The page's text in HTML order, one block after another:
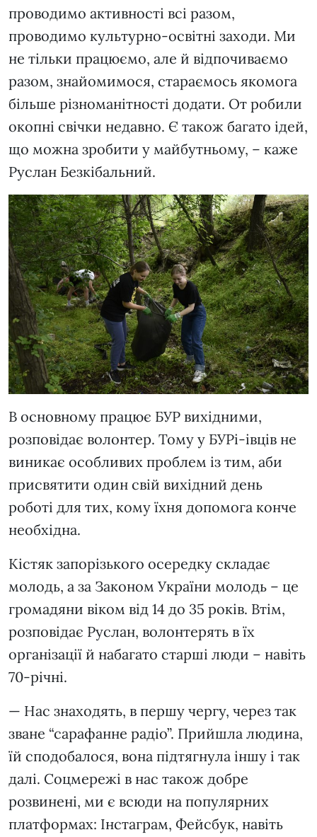
проводимо активності всі разом,
проводимо культурно-освітні заходи. Ми
не тільки працюємо, але й відпочиваємо
разом, знайомимося, стараємось якомога
більше різноманітності додати. От робили
окопні свічки недавно. Є також багато ідей,
що можна зробити у майбутньому, – каже
Руслан Безкібальний.
В основному працює БУР вихідними,
розповідає волонтер. Тому у БУРі-івців не
виникає особливих проблем із тим, аби
присвятити один свій вихідний день
роботі для тих, кому їхня допомога конче
необхідна.
Кістяк запорізького осередку складає
молодь, а за Законом України молодь – це
громадяни віком від 14 до 35 років. Втім,
розповідає Руслан, волонтерять в їх
організації й набагато старші люди – навіть
70-річні.
— Нас знаходять, в першу чергу, через так
зване “сарафанне радіо”. Прийшла людина,
їй сподобалося, вона підтягнула іншу і так
далі. Соцмережі в нас також добре
розвинені, ми є всюди на популярних
платформах: Інстаграм, Фейсбук, навіть